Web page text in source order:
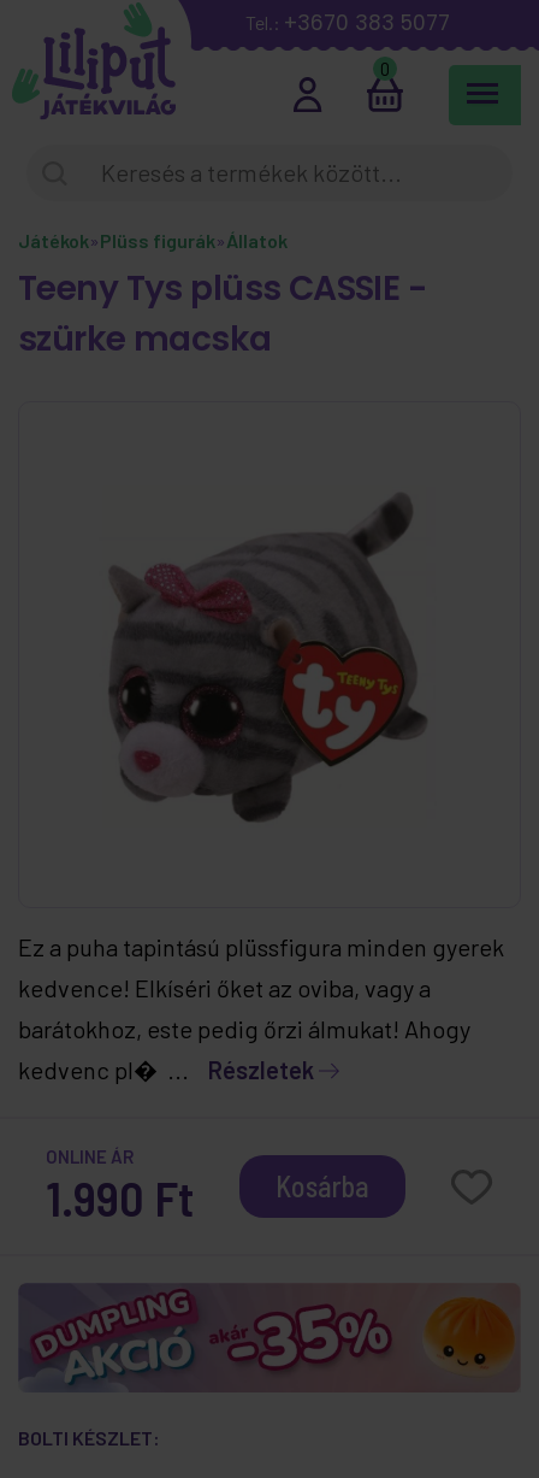
Tel.: +3670 383 5077
0
Játékok»Plüss figurák»Állatok
Teeny Tys plüss CASSIE -
szürke macska
Ez a puha tapintású plüssfigura minden gyerek
kedvence! Elkíséri őket az oviba, vagy a
barátokhoz, este pedig őrzi álmukat! Ahogy
kedvenc pl� ... Részletek
ONLINE ÁR
1.990 Ft Kosárba
BOLTI KÉSZLET: